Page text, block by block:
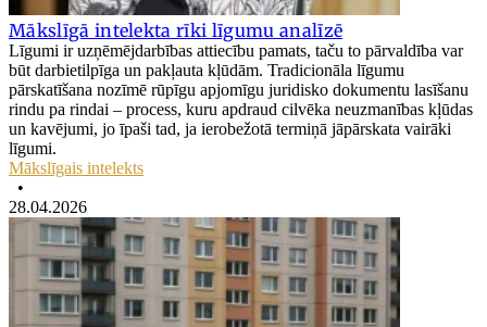
Mākslīgā intelekta rīki līgumu analīzē
Līgumi ir uzņēmējdarbības attiecību pamats, taču to pārvaldība var
būt darbietilpīga un pakļauta kļūdām. Tradicionāla līgumu
pārskatīšana nozīmē rūpīgu apjomīgu juridisko dokumentu lasīšanu
rindu pa rindai – process, kuru apdraud cilvēka neuzmanības kļūdas
un kavējumi, jo īpaši tad, ja ierobežotā termiņā jāpārskata vairāki
līgumi.
Mākslīgais intelekts
•
28.04.2026